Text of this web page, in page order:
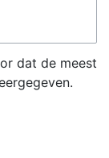
dat de meest